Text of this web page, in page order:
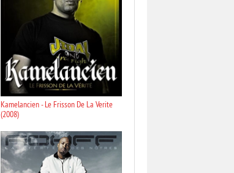
Kamelancien - Le Frisson De La Verite
(2008)